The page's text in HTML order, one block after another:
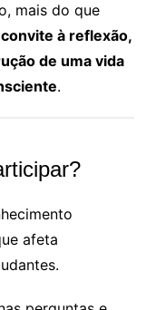
mais do que
convite à reflexão,
de uma vida
.
afeta